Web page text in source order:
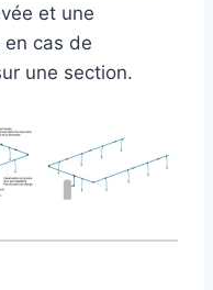
et une
cas de
une section.